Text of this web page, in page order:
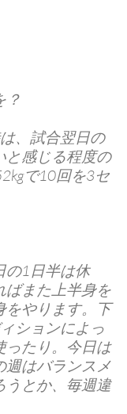
？
、試合翌日の
と感じる程度の
で10回を3セ
の1日半は休
ばまた上半身を
をやります。下
ションによっ
ったり。今日は
週はバランスメ
うとか、毎週違